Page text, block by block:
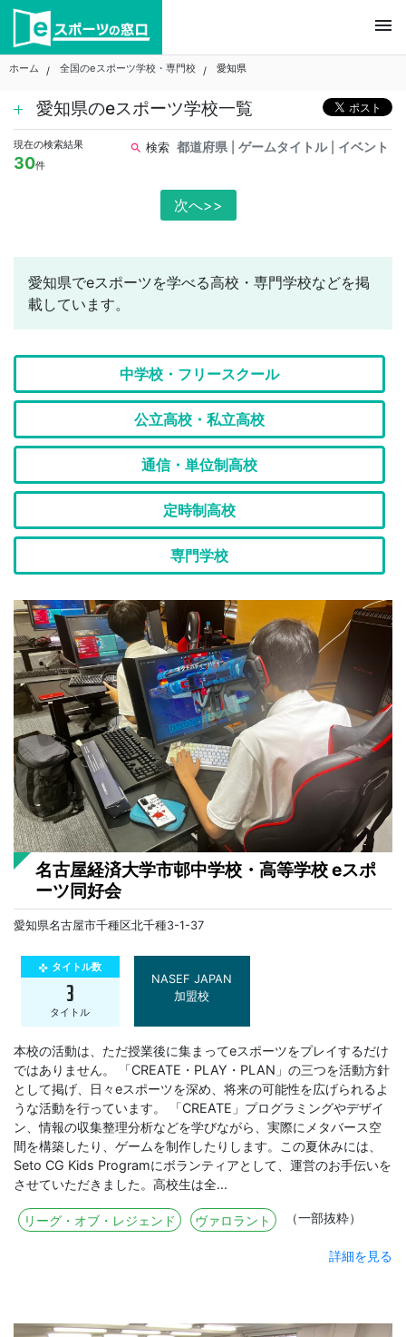
Skip
content
menu
ホーム 全国のeスポーツ学校・専門校 愛知県
愛知県のeスポーツ学校一覧
現在の検索結果
30件
search 検索 都道府県 ゲームタイトル イベント
次へ>>
愛知県でeスポーツを学べる高校・専門学校などを掲
載しています。
中学校・フリースクール
公立高校・私立高校
通信・単位制高校
定時制高校
専門学校
名古屋経済大学市邨中学校・高等学校 eスポ
ーツ同好会
愛知県名古屋市千種区北千種3-1-37
gamepad タイトル数
3
タイトル
NASEF JAPAN
加盟校
本校の活動は、ただ授業後に集まってeスポーツをプレイするだけ
ではありません。 「CREATE・PLAY・PLAN」の三つを活動方針
として掲げ、日々eスポーツを深め、将来の可能性を広げられるよ
うな活動を行っています。 「CREATE」プログラミングやデザイ
ン、情報の収集整理分析などを学びながら、実際にメタバース空
間を構築したり、ゲームを制作したりします。この夏休みには、
Seto CG Kids Programにボランティアとして、運営のお手伝いを
させていただきました。高校生は全...
リーグ・オブ・レジェンド ヴァロラント （一部抜粋）
詳細を見る